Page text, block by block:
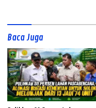
Baca Juga